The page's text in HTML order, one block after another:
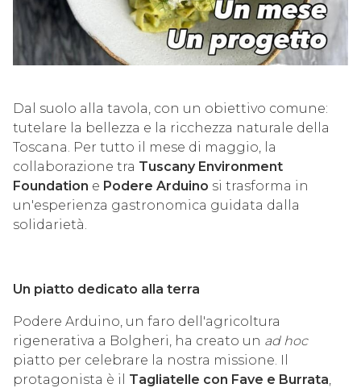
Dal suolo alla tavola, con un obiettivo comune:
tutelare la bellezza e la ricchezza naturale della
Toscana. Per tutto il mese di maggio, la
collaborazione tra Tuscany Environment
Foundation e Podere Arduino si trasforma in
un'esperienza gastronomica guidata dalla
solidarietà.
Un piatto dedicato alla terra
Podere Arduino, un faro dell'agricoltura
rigenerativa a Bolgheri, ha creato un ad hoc
piatto per celebrare la nostra missione. Il
protagonista è il Tagliatelle con Fave e Burrata,